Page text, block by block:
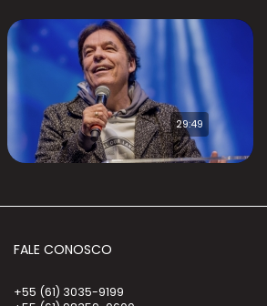
29:49
FALE CONOSCO
+55 (61) 3035-9199